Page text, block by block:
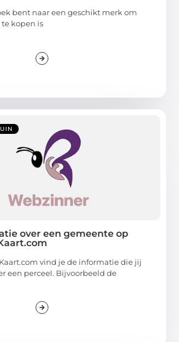
bent naar een geschikt merk om
kopen is
over een gemeente op
vind je de informatie die jij
een perceel. Bijvoorbeeld de